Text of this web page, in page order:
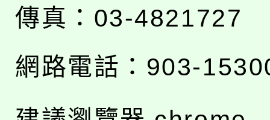
傳真：03-4821727
網路電話：903-